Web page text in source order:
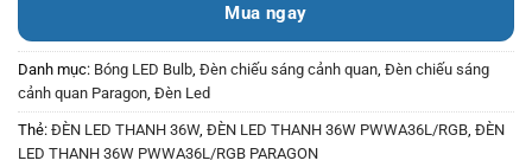
Mua ngay
Danh mục: Bóng LED Bulb, Đèn chiếu sáng cảnh quan, Đèn chiếu sáng
cảnh quan Paragon, Đèn Led
Thẻ: ĐÈN LED THANH 36W, ĐÈN LED THANH 36W PWWA36L/RGB, ĐÈN
LED THANH 36W PWWA36L/RGB PARAGON